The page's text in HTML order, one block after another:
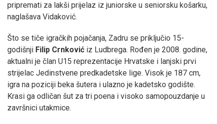
pripremati za lakši prijelaz iz juniorske u seniorsku košarku,
naglašava Vidaković.
Što se tiče igračkih pojačanja, Zadru se priključio 15-
godišnji Filip Crnković iz Ludbrega. Rođen je 2008. godine,
aktualni je član U15 reprezentacije Hrvatske i lanjski prvi
strijelac Jedinstvene predkadetske lige. Visok je 187 cm,
igra na poziciji beka šutera i ulazno je kadetsko godište.
Krasi ga odličan šut za tri poena i visoko samopouzdanje u
završnici utakmice.